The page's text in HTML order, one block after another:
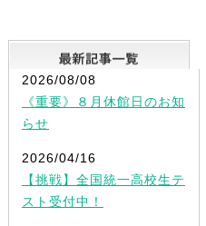
2026/08/08
《重要》８月休館日のお知
らせ
2026/04/16
【挑戦】全国統一高校生テ
スト受付中！